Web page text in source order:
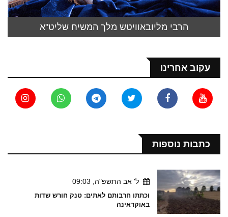
הרבי מליובאוויטש מלך המשיח שליט"א
עקוב אחרינו
כתבות נוספות
ל' אב התשפ"ה, 09:03
וכתתו חרבותם לאתים: טנק חורש שדות
באוקראינה